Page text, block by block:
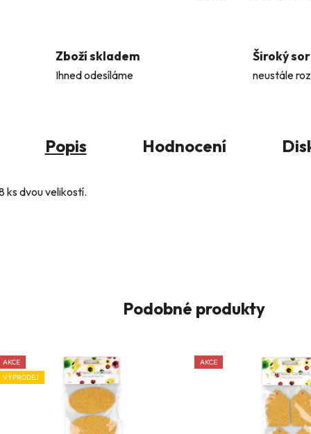
Zboží skladem
Ihned odesíláme
Široký
neustále
Popis Hodnocení
ks dvou velikostí.
Podobné produkty
AKCE
VÝPRODEJ
AKCE